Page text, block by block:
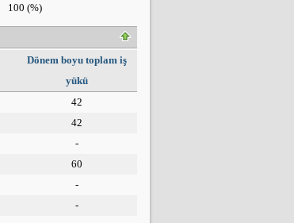
100 (%)
Dönem boyu toplam iş
yükü
42
42
-
60
-
-